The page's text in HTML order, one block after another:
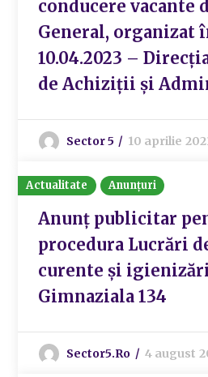
conducere vacante
General, organizat
10.04.2023 –
de Achiziții și
Sector 5 10 aprilie
Actualitate Anunțuri
Anunț publicitar
procedura Lucrări
curente și
Gimnaziala 134
Sector5.ro 4 august